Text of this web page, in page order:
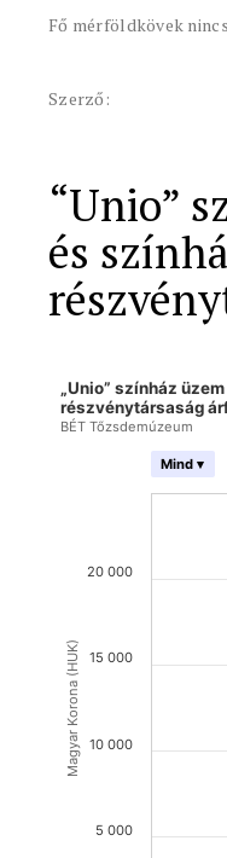
Fő mérföldkövek
Szerző:
“Unio”
és
Magyar Korona (HUK)
„Unio” színház
részvénytársaság
BÉT Tőzsdemúzeum
Mind ▾
5 000
10 000
15 000
20 000